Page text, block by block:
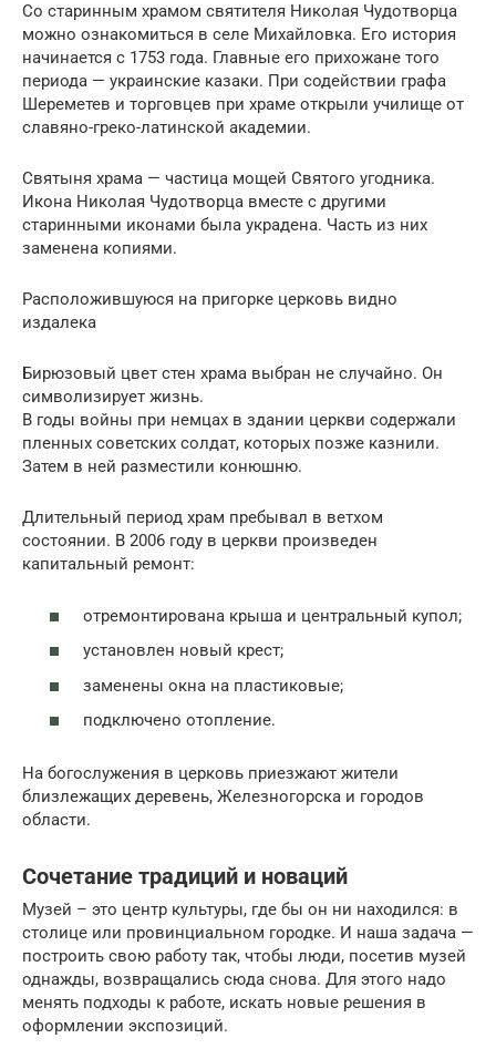
Со старинным храмом святителя Николая Чудотворца
можно ознакомиться в селе Михайловка. Его история
начинается с 1753 года. Главные его прихожане того
периода — украинские казаки. При содействии графа
Шереметев и торговцев при храме открыли училище от
славяно-греко-латинской академии.
Святыня храма — частица мощей Святого угодника.
Икона Николая Чудотворца вместе с другими
старинными иконами была украдена. Часть из них
заменена копиями.
Расположившуюся на пригорке церковь видно
издалека
Бирюзовый цвет стен храма выбран не случайно. Он
символизирует жизнь.
В годы войны при немцах в здании церкви содержали
пленных советских солдат, которых позже казнили.
Затем в ней разместили конюшню.
Длительный период храм пребывал в ветхом
состоянии. В 2006 году в церкви произведен
капитальный ремонт:
отремонтирована крыша и центральный купол;
установлен новый крест;
заменены окна на пластиковые;
подключено отопление.
На богослужения в церковь приезжают жители
близлежащих деревень, Железногорска и городов
области.
Сочетание традиций и новаций
Музей – это центр культуры, где бы он ни находился: в
столице или провинциальном городке. И наша задача —
построить свою работу так, чтобы люди, посетив музей
однажды, возвращались сюда снова. Для этого надо
менять подходы к работе, искать новые решения в
оформлении экспозиций.